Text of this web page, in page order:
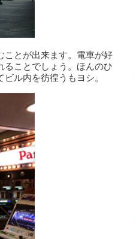
ことが出来ます。電車が好
ることでしょう。ほんのひ
ル内を彷徨うもヨシ。